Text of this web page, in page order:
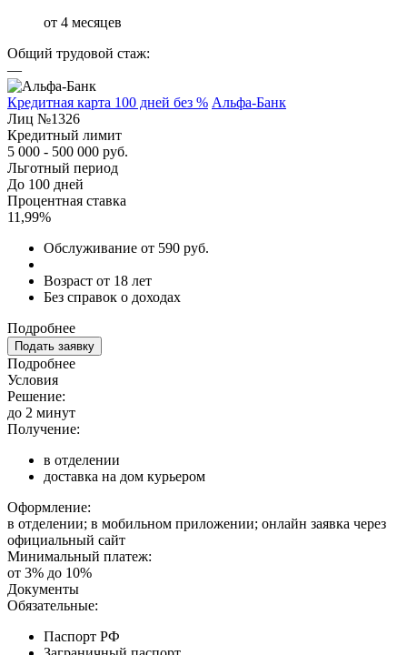
от 4 месяцев
Общий трудовой стаж:
—
Кредитная карта 100 дней без % Альфа-Банк
Лиц №1326
Кредитный лимит
5 000 - 500 000 руб.
Льготный период
До 100 дней
Процентная ставка
11,99%
Обслуживание от 590 руб.
Возраст от 18 лет
Без справок о доходах
Подробнее
Подать заявку
Подробнее
Условия
Решение:
до 2 минут
Получение:
в отделении
доставка на дом курьером
Оформление:
в отделении; в мобильном приложении; онлайн заявка через
официальный сайт
Минимальный платеж:
от 3% до 10%
Документы
Обязательные:
Паспорт РФ